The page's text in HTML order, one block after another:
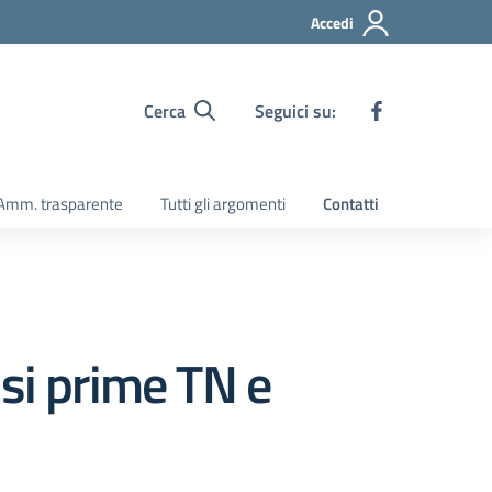
Accedi
Cerca Seguici su:
trasparente Tutti gli argomenti Contatti
prime TN e